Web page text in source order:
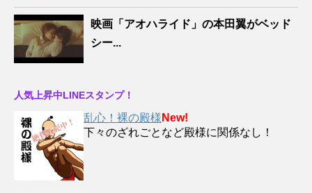
映画「アオハライド」の本田翼がベッド
シー...
人気上昇中LINEスタンプ！
乱心！裸の殿様 New!
下々のざれごとなど殿様に関係なし！